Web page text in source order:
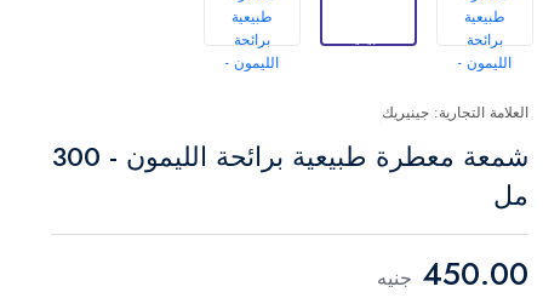
العلامة التجارية: جينيريك
شمعة معطرة طبيعية برائحة الليمون - 300
مل
450.00 جنيه